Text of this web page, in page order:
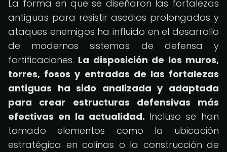
La forma en que se diseñaron las fortalezas
antiguas para resistir asedios prolongados y
ataques enemigos ha influido en el desarrollo
de modernos sistemas de defensa y
fortificaciones. La disposición de los muros,
torres, fosos y entradas de las fortalezas
antiguas ha sido analizada y adaptada
para crear estructuras defensivas más
efectivas en la actualidad. Incluso se han
tomado elementos como la ubicación
estratégica en colinas o la construcción de